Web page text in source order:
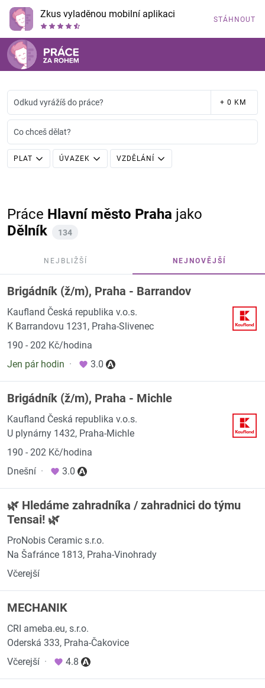
Zkus vyladěnou mobilní aplikaci STÁHNOUT
Odkud vyrážíš do práce? + 0 KM
Co chceš dělat?
PLAT ÚVAZEK VZDĚLÁNÍ
Práce Hlavní město Praha jako
Dělník
134
NEJBLIŽŠÍ NEJNOVĚJŠÍ
Brigádník (ž/m), Praha - Barrandov
Kaufland Česká republika v.o.s.
K Barrandovu 1231, Praha-Slivenec
190 - 202 Kč/hodina
Jen pár hodin · 3.0
Brigádník (ž/m), Praha - Michle
Kaufland Česká republika v.o.s.
U plynárny 1432, Praha-Michle
190 - 202 Kč/hodina
Dnešní · 3.0
🌿 Hledáme zahradníka / zahradnici do týmu
Tensai! 🌿
ProNobis Ceramic s.r.o.
Na Šafránce 1813, Praha-Vinohrady
Včerejší
MECHANIK
CRI ameba.eu, s.r.o.
Oderská 333, Praha-Čakovice
Včerejší · 4.8